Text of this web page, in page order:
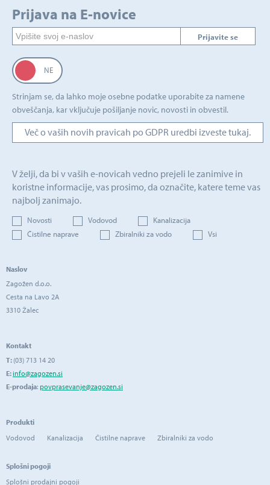
Prijava na E-novice
Prijavite se
Strinjam se, da lahko moje osebne podatke uporabite za namene
obveščanja, kar vključuje pošiljanje novic, novosti in obvestil.
Več o vaših novih pravicah po GDPR uredbi izveste tukaj.
V želji, da bi v vaših e-novicah vedno prejeli le zanimive in
koristne informacije, vas prosimo, da označite, katere teme vas
najbolj zanimajo.
Novosti Vodovod
Kanalizacija
Čistilne naprave
Zbiralniki za vodo Vsi
Naslov
Zagožen d.o.o.
Cesta na Lavo 2A
3310 Žalec
Kontakt
T: (03) 713 14 20
E:info@zagozen.si
E-prodaja: povprasevanje@zagozen.si
Produkti
Vodovod
Kanalizacija Čistilne naprave Zbiralniki za vodo
Splošni pogoji
Splošni prodajni pogoji